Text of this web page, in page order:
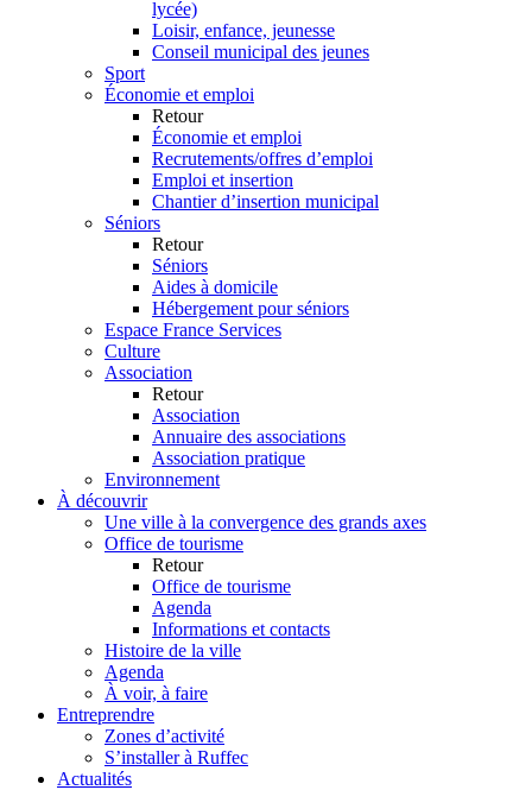
lycée)
Loisir, enfance, jeunesse
Conseil municipal des jeunes
Sport
Économie et emploi
Retour
Économie et emploi
Recrutements/offres d’emploi
Emploi et insertion
Chantier d’insertion municipal
Séniors
Retour
Séniors
Aides à domicile
Hébergement pour séniors
Espace France Services
Culture
Association
Retour
Association
Annuaire des associations
Association pratique
Environnement
À découvrir
Une ville à la convergence des grands axes
Office de tourisme
Retour
Office de tourisme
Agenda
Informations et contacts
Histoire de la ville
Agenda
À voir, à faire
Entreprendre
Zones d’activité
S’installer à Ruffec
Actualités